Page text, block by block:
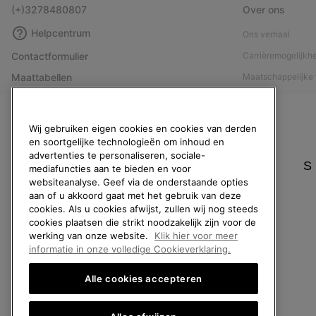
(+)3278480807
Helpcentrum
Contactformulier
Maattabellen
Overeenkomst herroepen
Bestelstatus
Bezorging
Betaling
Veelgestelde vragen
Over ons
Ons verhaal
België (Nederlands) | English › | français ›
SOREL. All rights reserved.
Wij gebruiken eigen cookies en cookies van derden
en soortgelijke technologieën om inhoud en
advertenties te personaliseren, sociale-
mediafuncties aan te bieden en voor
websiteanalyse. Geef via de onderstaande opties
aan of u akkoord gaat met het gebruik van deze
cookies. Als u cookies afwijst, zullen wij nog steeds
cookies plaatsen die strikt noodzakelijk zijn voor de
werking van onze website.
Klik hier voor meer
informatie in onze volledige Cookieverklaring.
Alle cookies accepteren